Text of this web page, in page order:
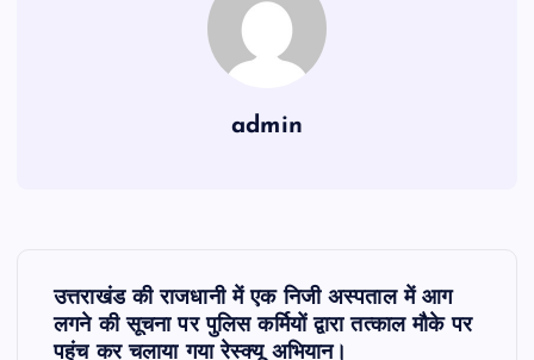
admin
उत्तराखंड की राजधानी में एक निजी अस्पताल में आग
लगने की सूचना पर पुलिस कर्मियों द्वारा तत्काल मौके पर
पहुंच कर चलाया गया रेस्क्यू अभियान।